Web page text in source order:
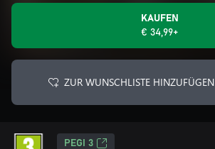
KAUFEN
€ 34,99+
ZUR WUNSCHLISTE HINZUFÜGEN
PEGI 3